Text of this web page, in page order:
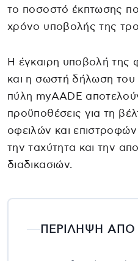
το ποσοστό έκπτωσης
χρόνο υποβολής της
Η έγκαιρη υποβολή της
και η σωστή δήλωση
πύλη myAADE
προϋποθέσεις για τη
οφειλών και
την ταχύτητα και την
διαδικασιών.
ΠΕΡΙΛΗΨΗ ΑΠΟ